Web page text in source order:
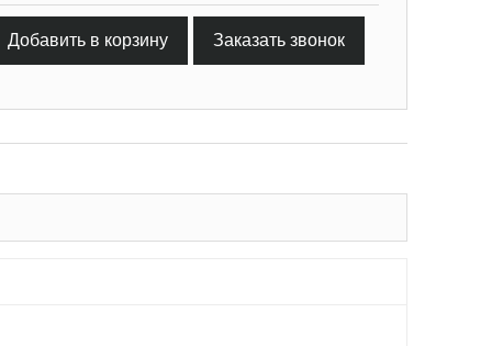
Добавить в корзину Заказать звонок